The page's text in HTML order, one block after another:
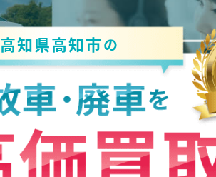
高知県高知市の